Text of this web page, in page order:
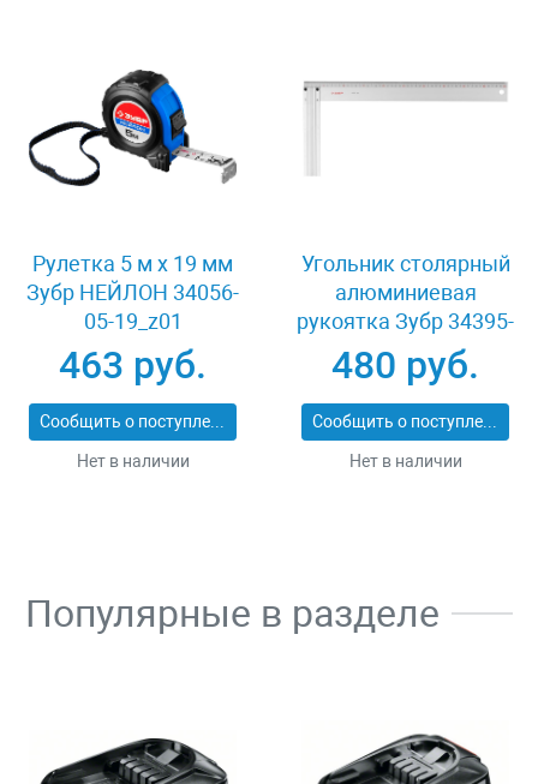
Рулетка 5 м x 19 мм
Зубр НЕЙЛОН 34056-
05-19_z01
463 руб.
Сообщить о поступлении
Нет в наличии
Угольник столярный
алюминиевая
рукоятка Зубр 34395-
40
480 руб.
Сообщить о поступлении
Нет в наличии
Популярные в разделе